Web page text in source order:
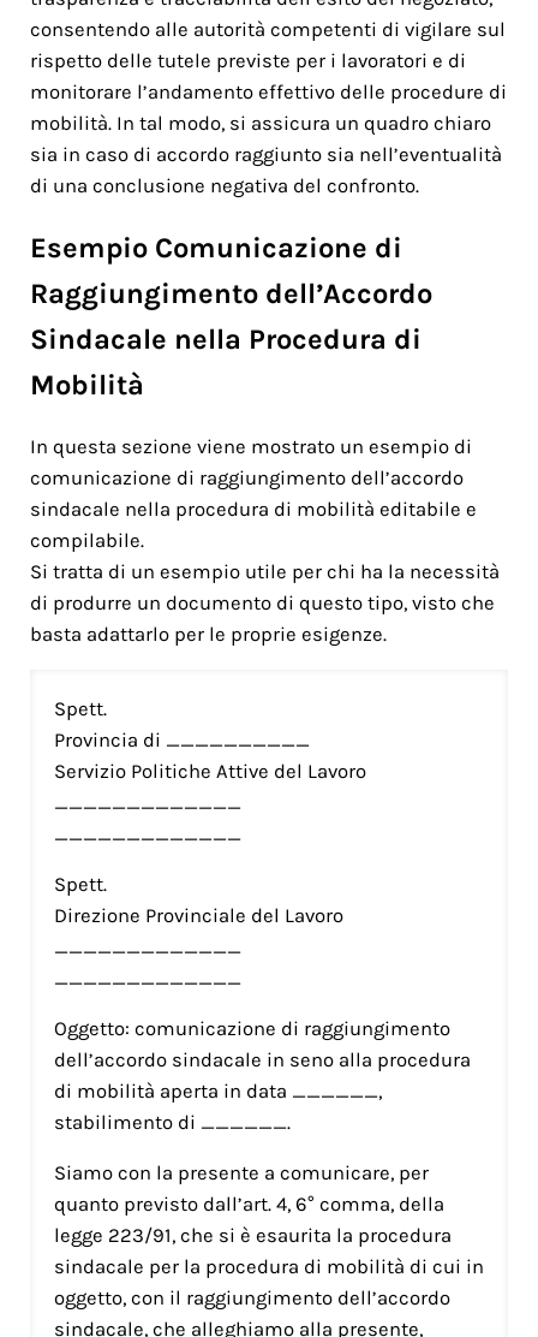
consentendo alle autorità competenti di vigilare sul
rispetto delle tutele previste per i lavoratori e di
monitorare l’andamento effettivo delle procedure di
mobilità. In tal modo, si assicura un quadro chiaro
sia in caso di accordo raggiunto sia nell’eventualità
di una conclusione negativa del confronto.
Esempio Comunicazione di
Raggiungimento dell’Accordo
Sindacale nella Procedura di
Mobilità
In questa sezione viene mostrato un esempio di
comunicazione di raggiungimento dell’accordo
sindacale nella procedura di mobilità editabile e
compilabile.
Si tratta di un esempio utile per chi ha la necessità
di produrre un documento di questo tipo, visto che
basta adattarlo per le proprie esigenze.
Spett.
Provincia di __________
Servizio Politiche Attive del Lavoro
_____________
_____________
Spett.
Direzione Provinciale del Lavoro
_____________
_____________
Oggetto: comunicazione di raggiungimento
dell’accordo sindacale in seno alla procedura
di mobilità aperta in data ______,
stabilimento di ______.
Siamo con la presente a comunicare, per
quanto previsto dall’art. 4, 6° comma, della
legge 223/91, che si è esaurita la procedura
sindacale per la procedura di mobilità di cui in
oggetto, con il raggiungimento dell’accordo
sindacale, che alleghiamo alla presente,